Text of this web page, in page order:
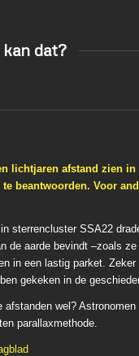
dat?
lichtjaren afstand zien
beantwoorden. Voor
sterrencluster SSA22
de aarde bevindt –zoals
in een lastig parket.
gekeken in de
wel?
parallaxmethode.